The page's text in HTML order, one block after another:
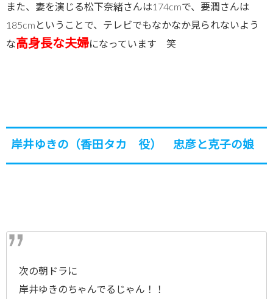
また、妻を演じる松下奈緒さんは174cmで、要潤さんは
185cmということで、テレビでもなかなか見られないよう
な高身長な夫婦になっています 笑
岸井ゆきの（香田タカ 役） 忠彦と克子の娘
次の朝ドラに
岸井ゆきのちゃんでるじゃん！！